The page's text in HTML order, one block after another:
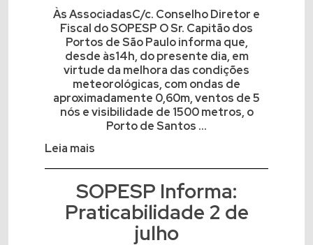
Às AssociadasC/c. Conselho Diretor e
Fiscal do SOPESP O Sr. Capitão dos
Portos de São Paulo informa que,
desde às14h, do presente dia, em
virtude da melhora das condições
meteorológicas, com ondas de
aproximadamente 0,60m, ventos de 5
nós e visibilidade de 1500 metros, o
Porto de Santos ...
Leia mais
SOPESP Informa:
Praticabilidade 2 de
julho